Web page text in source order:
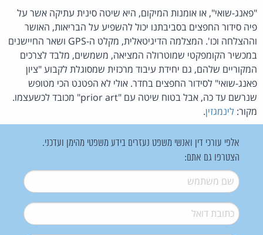
"פאנג-שואי", או אומנות המיקום, היא שיטה סינית עתיקה אשר על
פיה סידור החפצים בסביבתנו יכול להשפיע על הבריאות, האושר
וההצלחה וכו'. המצלמה הדיגיטאלית, מקלט ה-GPS ושאר החיישנים
במכשיר הקומפקטי שמוטרולה המציאה, משמשים, מלבד לצרכים
המקוריים שלהם, גם יחידת עיבוד מרכזית שמסוגלת לקבוע "ציון
פאנג-שואי" לסידור החפצים בחדר. אולי לא הפטנט הכי מטופש
שנרשם עד כה, אבל בטוח שיטה עם "prior art" מכובד לכשעצמו.
מקור: לינמגזין.
אלפי עורכי דין ואנשי משפט נעזרים בידע משפטי מהימן ועדכני.
הצטרפו גם אתם:
שם משתמש*
דואל*